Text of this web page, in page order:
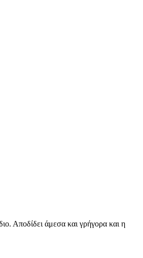
Αποδίδει άμεσα και γρήγορα και η